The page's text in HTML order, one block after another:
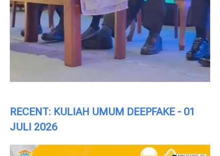
RECENT: KULIAH UMUM DEEPFAKE - 01
JULI 2026